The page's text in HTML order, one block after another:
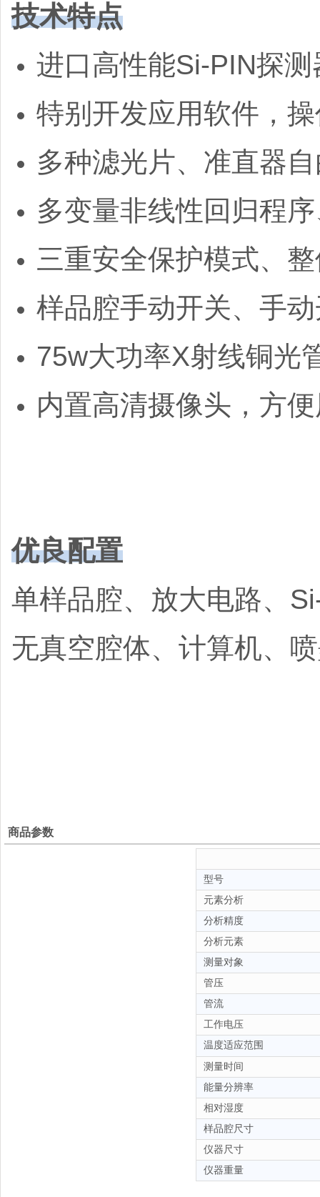
技术特点
进口高性能Si-PIN探测
特别开发应用软件，
多种滤光片、准直器
多变量非线性回归程
三重安全保护模式、
样品腔手动开关、手
75w大功率X射线铜光
内置高清摄像头，方
优良配置
单样品腔、放大电路、
无真空腔体、计算机、
商品参数
型号
元素分析
分析精度
分析元素
测量对象
管压
管流
工作电压
温度适应范围
测量时间
能量分辨率
相对湿度
样品腔尺寸
仪器尺寸
仪器重量